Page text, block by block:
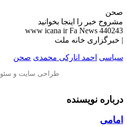
صحن
مشروح خبر را اینجا بخوانید
www icana ir Fa News 440243
| خبرگزاری خانه ملت
سیاسی احمد انارکی محمدی صحن
درباره نویسنده
امامی